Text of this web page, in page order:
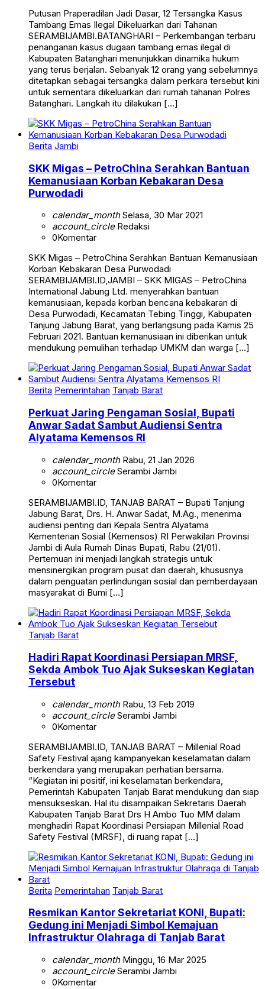
Putusan Praperadilan Jadi Dasar, 12 Tersangka Kasus
Tambang Emas Ilegal Dikeluarkan dari Tahanan
SERAMBIJAMBI.BATANGHARI – Perkembangan terbaru
penanganan kasus dugaan tambang emas ilegal di
Kabupaten Batanghari menunjukkan dinamika hukum
yang terus berjalan. Sebanyak 12 orang yang sebelumnya
ditetapkan sebagai tersangka dalam perkara tersebut kini
untuk sementara dikeluarkan dari rumah tahanan Polres
Batanghari. Langkah itu dilakukan […]
Berita Jambi
SKK Migas – PetroChina Serahkan Bantuan
Kemanusiaan Korban Kebakaran Desa
Purwodadi
calendar_monthSelasa, 30 Mar 2021
account_circleRedaksi
0Komentar
SKK Migas – PetroChina Serahkan Bantuan Kemanusiaan
Korban Kebakaran Desa Purwodadi
SERAMBIJAMBI.ID,JAMBI – SKK MIGAS – PetroChina
International Jabung Ltd. menyerahkan bantuan
kemanusiaan, kepada korban bencana kebakaran di
Desa Purwodadi, Kecamatan Tebing Tinggi, Kabupaten
Tanjung Jabung Barat, yang berlangsung pada Kamis 25
Februari 2021. Bantuan kemanusiaan ini diberikan untuk
mendukung pemulihan terhadap UMKM dan warga […]
Berita Pemerintahan Tanjab Barat
Perkuat Jaring Pengaman Sosial, Bupati
Anwar Sadat Sambut Audiensi Sentra
Alyatama Kemensos RI
calendar_monthRabu, 21 Jan 2026
account_circleSerambi Jambi
0Komentar
SERAMBIJAMBI.ID, TANJAB BARAT – Bupati Tanjung
Jabung Barat, Drs. H. Anwar Sadat, M.Ag., menerima
audiensi penting dari Kepala Sentra Alyatama
Kementerian Sosial (Kemensos) RI Perwakilan Provinsi
Jambi di Aula Rumah Dinas Bupati, Rabu (21/01).
Pertemuan ini menjadi langkah strategis untuk
mensinergikan program pusat dan daerah, khususnya
dalam penguatan perlindungan sosial dan pemberdayaan
masyarakat di Bumi […]
Tanjab Barat
Hadiri Rapat Koordinasi Persiapan MRSF,
Sekda Ambok Tuo Ajak Sukseskan Kegiatan
Tersebut
calendar_monthRabu, 13 Feb 2019
account_circleSerambi Jambi
0Komentar
SERAMBIJAMBI.ID, TANJAB BARAT – Millenial Road
Safety Festival ajang kampanyekan keselamatan dalam
berkendara yang merupakan perhatian bersama.
“Kegiatan ini positif, ini keselamatan berkendara,
Pemerintah Kabupaten Tanjab Barat mendukung dan siap
mensukseskan. Hal itu disampaikan Sekretaris Daerah
Kabupaten Tanjab Barat Drs H Ambo Tuo MM dalam
menghadiri Rapat Koordinasi Persiapan Millenial Road
Safety Festival (MRSF), di ruang rapat […]
Berita Pemerintahan Tanjab Barat
Resmikan Kantor Sekretariat KONI, Bupati:
Gedung ini Menjadi Simbol Kemajuan
Infrastruktur Olahraga di Tanjab Barat
calendar_monthMinggu, 16 Mar 2025
account_circleSerambi Jambi
0Komentar